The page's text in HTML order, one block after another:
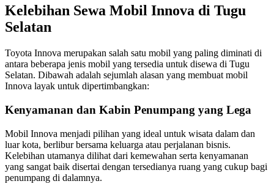
Kelebihan Sewa Mobil Innova di Tugu
Selatan
Toyota Innova merupakan salah satu mobil yang paling diminati di
antara beberapa jenis mobil yang tersedia untuk disewa di Tugu
Selatan. Dibawah adalah sejumlah alasan yang membuat mobil
Innova layak untuk dipertimbangkan:
Kenyamanan dan Kabin Penumpang yang Lega
Mobil Innova menjadi pilihan yang ideal untuk wisata dalam dan
luar kota, berlibur bersama keluarga atau perjalanan bisnis.
Kelebihan utamanya dilihat dari kemewahan serta kenyamanan
yang sangat baik disertai dengan tersedianya ruang yang cukup bagi
penumpang di dalamnya.